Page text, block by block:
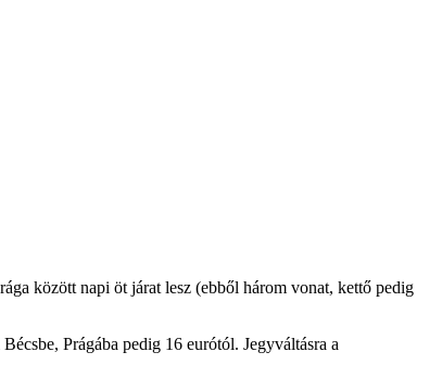
között napi öt járat lesz (ebből három vonat, kettő pedig
Prágába pedig 16 eurótól. Jegyváltásra a